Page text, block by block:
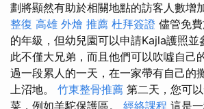
劃將顯然有助於相關地點的訪客人數增
整復 高雄 外燴 推薦 杜拜簽證 儘管免
的年級，但幼兒園可以申請Kajla護照並
此不僅大兄弟，而且他們可以吹噓自己
過一段累人的一天，在一家帶有自己的
上沼地。 竹東整骨推薦 第二天，您可
菜，例如羊駝保護區。 經絡課程 這是